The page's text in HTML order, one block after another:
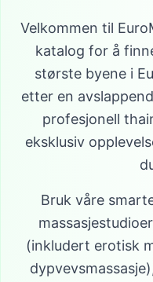
Velkommen til
katalog for å
største byene i
etter en
profesjonell
eksklusiv
Bruk våre
(inkludert erotisk